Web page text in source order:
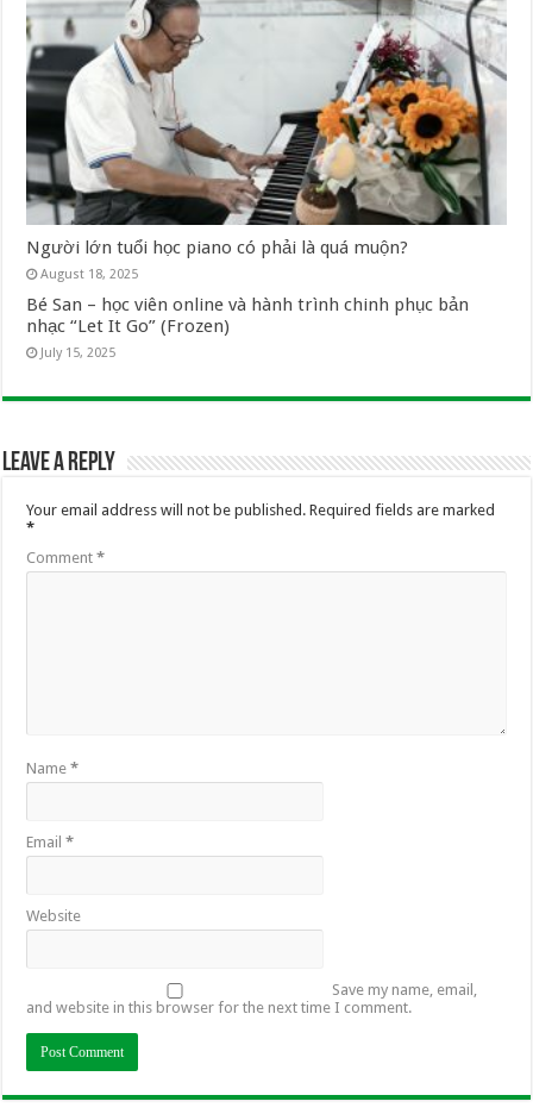
Người lớn tuổi học piano có phải là quá muộn?
August 18, 2025
Bé San – học viên online và hành trình chinh phục bản
nhạc “Let It Go” (Frozen)
July 15, 2025
Leave a Reply
Your email address will not be published. Required fields are marked
*
Comment*
Name*
Email*
Website
Save my name, email,
and website in this browser for the next time I comment.